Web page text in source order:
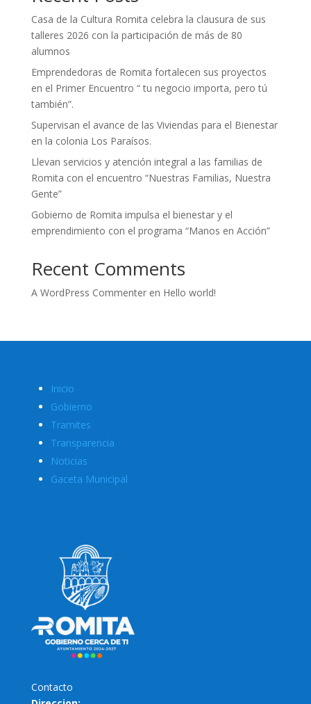
Casa de la Cultura Romita celebra la clausura de sus
talleres 2026 con la participación de más de 80
alumnos
Emprendedoras de Romita fortalecen sus proyectos
en el Primer Encuentro “ tu negocio importa, pero tú
también”.
Supervisan el avance de las Viviendas para el Bienestar
en la colonia Los Paraísos.
Llevan servicios y atención integral a las familias de
Romita con el encuentro “Nuestras Familias, Nuestra
Gente”
Gobierno de Romita impulsa el bienestar y el
emprendimiento con el programa “Manos en Acción”
Recent Comments
A WordPress Commenteren Hello world!
Inicio
Gobierno
Tramites
Transparencia
Noticias
Gaceta Municipal
Contacto